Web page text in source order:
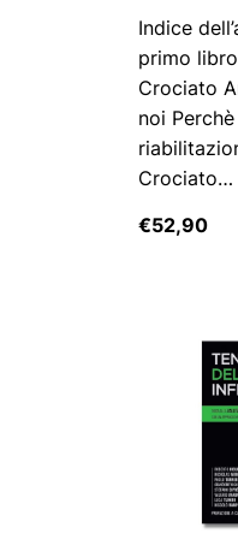
Indice
primo
Crociato
noi
Crociato…
€52,90